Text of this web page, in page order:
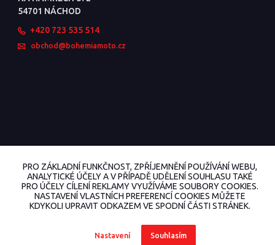
54701 NÁCHOD
+420 723 535 514
obchod@bohemiamoto.cz
© 2022 BohemiaMoto.cz Všechna práva vyhrazena.
PRO ZÁKLADNÍ FUNKČNOST, ZPŘÍJEMNĚNÍ POUŽÍVÁNÍ WEBU,
ANALYTICKÉ ÚČELY A V PŘÍPADĚ UDĚLENÍ SOUHLASU TAKÉ
PRO ÚČELY CÍLENÍ REKLAMY VYUŽÍVÁME SOUBORY COOKIES.
NASTAVENÍ VLASTNÍCH PREFERENCÍ COOKIES MŮŽETE
KDYKOLI UPRAVIT ODKAZEM VE SPODNÍ ČÁSTI STRÁNEK.
Nastavení Souhlasím